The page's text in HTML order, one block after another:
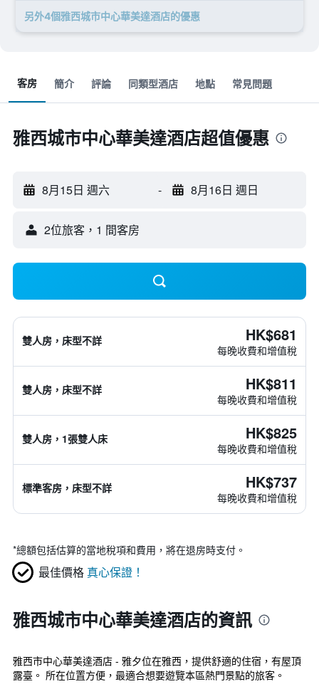
另外4個雅西城市中心華美達酒店​的優惠
客房 簡介 評論 同類型酒店 地點 常見問題
雅西城市中心華美達酒店超值優惠
8月15日 週六 - 8月16日 週日
2位旅客，1 間客房
雙人房，床型不詳 HK$681
每晚收費和增值稅
雙人房，床型不詳 HK$811
每晚收費和增值稅
雙人房，1張雙人床 HK$825
每晚收費和增值稅
標準客房，床型不詳 HK$737
每晚收費和增值稅
*總額包括估算的當地稅項和費用，將在退房時支付。
最佳價格 真心保證！
雅西城市中心華美達酒店的資訊
雅西市中心華美達酒店 - 雅夕位在雅西，提供舒適的住宿，有屋頂
露臺。 所在位置方便，最適合想要遊覽本區熱門景點的旅客。